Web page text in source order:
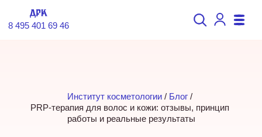
8 495 401 69 46
Институт косметологии / Блог /
PRP-терапия для волос и кожи: отзывы, принцип
работы и реальные результаты